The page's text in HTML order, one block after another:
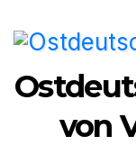
von